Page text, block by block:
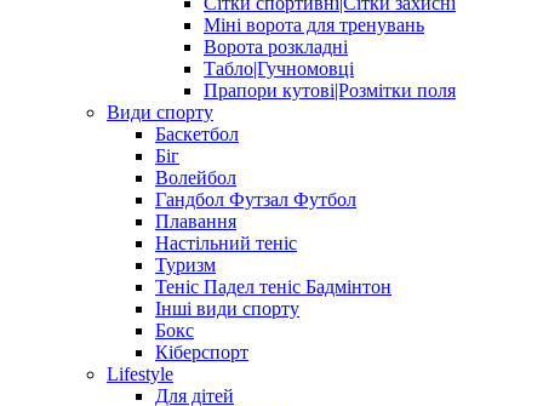
Міні ворота для тренувань
Ворота розкладні
Табло|Гучномовці
Прапори кутові|Розмітки поля
Види спорту
Баскетбол
Біг
Волейбол
Гандбол Футзал Футбол
Плавання
Настільний теніс
Туризм
Теніс Падел теніс Бадмінтон
Інші види спорту
Бокс
Кіберспорт
Lifestyle
Для дітей